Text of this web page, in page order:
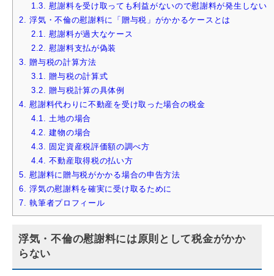
1.3.
慰謝料を受け取っても利益がないので慰謝料が発生しない
2.
浮気・不倫の慰謝料に「贈与税」がかかるケースとは
2.1.
慰謝料が過大なケース
2.2.
慰謝料支払が偽装
3.
贈与税の計算方法
3.1.
贈与税の計算式
3.2.
贈与税計算の具体例
4.
慰謝料代わりに不動産を受け取った場合の税金
4.1.
土地の場合
4.2.
建物の場合
4.3.
固定資産税評価額の調べ方
4.4.
不動産取得税の払い方
5.
慰謝料に贈与税がかかる場合の申告方法
6.
浮気の慰謝料を確実に受け取るために
7.
執筆者プロフィール
浮気・不倫の慰謝料には原則として税金がかか
らない